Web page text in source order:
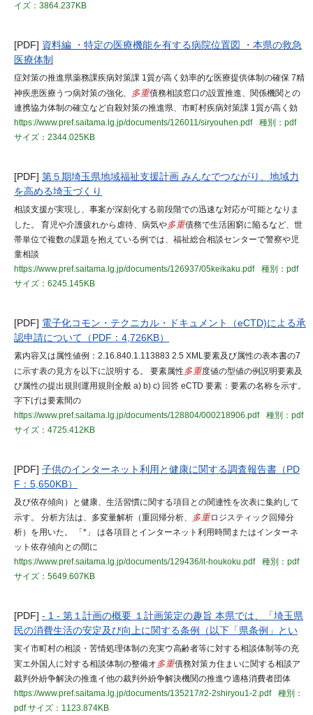
イズ：3864.237KB
[PDF] 資料編 ・特定の医療機能を有する病院位置図 ・本県の救急
医療体制
症対策の推進県薬務課疾病対策課 1質が高く効率的な医療提供体制の確保 7精
神疾患医療うつ病対策の強化、
多重債務相談窓口の設置推進、関係機関との
連携協力体制の確立など自殺対策の推進県、市町村疾病対策課 1質が高く効
https://www.pref.saitama.lg.jp/documents/126011/siryouhen.pdf
種別：pdf
サイズ：2344.025KB
[PDF] 第５期埼玉県地域福祉支援計画 みんなでつながり、地域力
を高める埼玉づくり
相談支援が実現し、事案が深刻化する前段階での迅速な対応が可能となりま
した。 育児や介護疲れから虐待、病気や多重債務で生活困窮に陥るなど、世
帯単位で複数の課題を抱えている例では、福祉総合相談センターで警察や児
童相談
https://www.pref.saitama.lg.jp/documents/126937/05keikaku.pdf
種別：pdf
サイズ：6245.145KB
[PDF] 電子化コモン・テクニカル・ドキュメント（eCTD)による承
認申請について（PDF：4,726KB）
素内容又は属性値例：2.16.840.1.113883 2.5 XML要素及び属性の表本書の7
に示す表の見方を以下に説明する。 要素属性多重度値の型値の例説明要素及
び属性の提出規則運用規則全般 a) b) c) 回答 eCTD 要素：要素の名称を示す。
字下げは要素間の
https://www.pref.saitama.lg.jp/documents/128804/000218906.pdf
種別：pdf
サイズ：4725.412KB
[PDF] 子供のインターネット利用と健康に関する調査報告書（PD
F：5,650KB）
及び依存傾向）と健康、生活習慣に関する項目との関連性を次表に集約して
示す。 分析方法は、多変量解析（重回帰分析、
多重ロジスティック回帰分
析）を用いた。 「*」 は各項目とインターネット利用時間またはインターネ
ット依存傾向との間に
https://www.pref.saitama.lg.jp/documents/129436/it-houkoku.pdf
種別：pdf
サイズ：5649.607KB
[PDF] - 1 - 第１計画の概要 １計画策定の趣旨 本県では、「埼玉県
民の消費生活の安定及び向上に関する条例（以下「県条例」とい
実イ市町村の相談・苦情処理体制の充実ウ高齢者等に対する相談体制等の充
実エ外国人に対する相談体制の整備オ 多重債務対策カ住まいに関する相談ア
裁判外紛争解決の推進イ他の裁判外紛争解決機関の推進ウ適格消費者団体
https://www.pref.saitama.lg.jp/documents/135217/r2-2shiryou1-2.pdf
種別：
pdfサイズ：1123.874KB